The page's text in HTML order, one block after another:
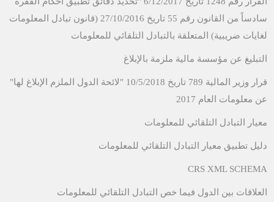
سادساً من القانون رقم 55 تاريخ 27/10/2016 (قانون تبادل المعلومات
لغايات ضريبية) المتعلقة بالتبادل التلقائي للمعلومات
التبليغ عن مؤسسة مالية ملزمة بالإبلاغ
قرار وزير المالية 789 تاريخ 10/5/2018 "لائحة الدول الملزم الإبلاغ لها"
عن معلومات العام 2017
​​معيار التبادل التلقائي للمعلومات
دليل تطبيق معيار التبادل التلقائي للمعلومات​
CRS XML SCHEMA​
العلاقات بين الدول​ فيما خص التبادل التلقائي للمعلومات